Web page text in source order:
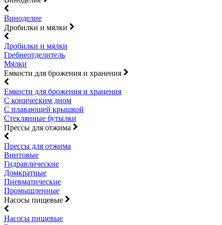
Виноделие
Дробилки и мялки
Дробилки и мялки
Гребнеотделитель
Мялки
Емкости для брожения и хранения
Емкости для брожения и хранения
С коническим дном
С плавающей крышкой
Стеклянные бутылки
Прессы для отжима
Прессы для отжима
Винтовые
Гидравлические
Домкратные
Пневматические
Промышленные
Насосы пищевые
Насосы пищевые